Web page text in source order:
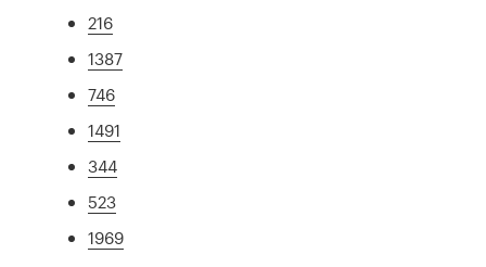
216
1387
746
1491
344
523
1969